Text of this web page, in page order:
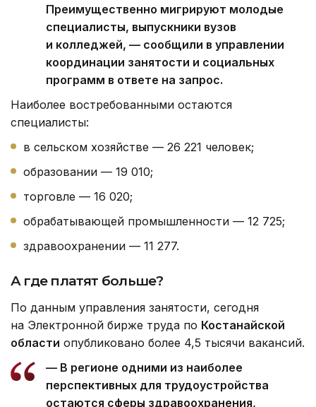
Преимущественно мигрируют молодые
специалисты, выпускники вузов
и колледжей, — сообщили в управлении
координации занятости и социальных
программ в ответе на запрос.
Наиболее востребованными остаются
специалисты:
в сельском хозяйстве — 26 221 человек;
образовании — 19 010;
торговле — 16 020;
обрабатывающей промышленности — 12 725;
здравоохранении — 11 277.
А где платят больше?
По данным управления занятости, сегодня
на Электронной бирже труда по Костанайской
области опубликовано более 4,5 тысячи вакансий.
— В регионе одними из наиболее
перспективных для трудоустройства
остаются сферы здравоохранения,